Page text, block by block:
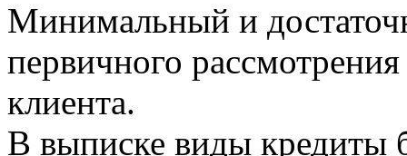
Минимальный и
первичного
клиента.
В выписке виды кредиты